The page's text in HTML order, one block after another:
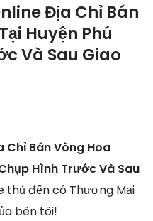
Địa Chỉ Bán
Huyện Phú
Và Sau Giao
Chỉ Bán Vòng Hoa
Hình Trước Và Sau
thủ đến có Thương Mại
bên tôi!